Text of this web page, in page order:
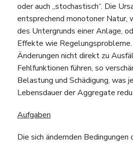
oder auch „stochastisch“. Die
entsprechend monotoner Natur,
des Untergrunds einer Anlage,
Effekte wie
Änderungen nicht direkt zu
Fehlfunktionen führen, so
Belastung und Schädigung, was
Lebensdauer der Aggregate
Aufgaben
Die sich ändernden Bedingungen